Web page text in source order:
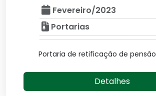
Fevereiro/2023
Portarias
Portaria de retificação de pensão
Detalhes